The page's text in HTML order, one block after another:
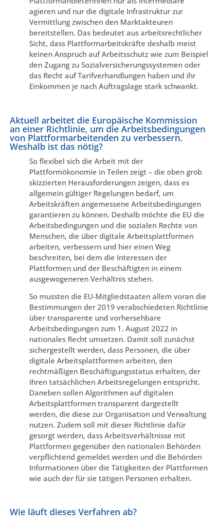
agieren und nur die digitale Infrastruktur zur
Vermittlung zwischen den Marktakteuren
bereitstellen. Das bedeutet aus arbeitsrechtlicher
Sicht, dass Plattformarbeitskräfte deshalb meist
keinen Anspruch auf Arbeitsschutz wie zum Beispiel
den Zugang zu Sozialversicherungssystemen oder
das Recht auf Tarifverhandlungen haben und ihr
Einkommen je nach Auftragslage stark schwankt.
Aktuell arbeitet die Europäische Kommission
an einer Richtlinie, um die Arbeitsbedingungen
von Plattformarbeitenden zu verbessern.
Weshalb ist das nötig?
So flexibel sich die Arbeit mit der
Plattformökonomie in Teilen zeigt – die oben grob
skizzierten Herausforderungen zeigen, dass es
allgemein gültiger Regelungen bedarf, um
Arbeitskräften angemessene Arbeitsbedingungen
garantieren zu können. Deshalb möchte die EU die
Arbeitsbedingungen und die sozialen Rechte von
Menschen, die über digitale Arbeitsplattformen
arbeiten, verbessern und hier einen Weg
beschreiten, bei dem die Interessen der
Plattformen und der Beschäftigten in einem
ausgewogeneren Verhältnis stehen.
So mussten die EU-Mitgliedstaaten allem voran die
Bestimmungen der 2019 verabschiedeten Richtlinie
über transparente und vorhersehbare
Arbeitsbedingungen zum 1. August 2022 in
nationales Recht umsetzen. Damit soll zunächst
sichergestellt werden, dass Personen, die über
digitale Arbeitsplattformen arbeiten, den
rechtmäßigen Beschäftigungsstatus erhalten, der
ihren tatsächlichen Arbeitsregelungen entspricht.
Daneben sollen Algorithmen auf digitalen
Arbeitsplattformen transparent dargestellt
werden, die diese zur Organisation und Verwaltung
nutzen. Zudem soll mit dieser Richtlinie dafür
gesorgt werden, dass Arbeitsverhältnisse mit
Plattformen gegenüber den nationalen Behörden
verpflichtend gemeldet werden und die Behörden
Informationen über die Tätigkeiten der Plattformen
wie auch der für sie tätigen Personen erhalten.
Wie läuft dieses Verfahren ab?